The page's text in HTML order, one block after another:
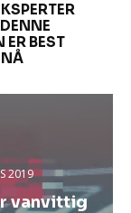
ER BEST
2019
vanvittig